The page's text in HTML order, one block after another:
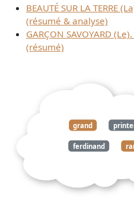
BEAUTÉ SUR LA TERRE
(résumé & analyse)
GARÇON SAVOYARD
(résumé)
grand
ferdinand